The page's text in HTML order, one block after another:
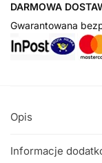
DARMOWA
Gwarantowana
Opis
Informacje